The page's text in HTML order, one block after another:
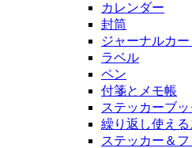
カレンダー
封筒
ジャーナルカー
ラベル
ペン
付箋とメモ帳
ステッカーブッ
繰り返し使え
ステッカー＆